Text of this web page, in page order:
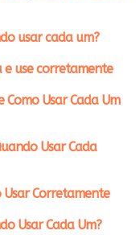
usar cada um?
e use corretamente
Usar Cada Um
Usar Cada
Usar Corretamente
Usar Cada Um?